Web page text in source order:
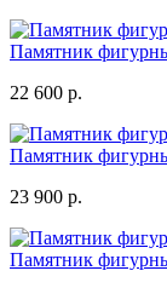
Памятник
22 600 р.
Памятник
23 900 р.
Памятник